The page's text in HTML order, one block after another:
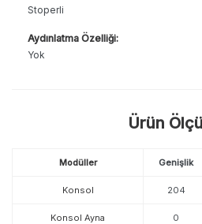
Stoperli
Aydınlatma Özelliği:
Yok
Ürün
Modüller Genişlik
Konsol 204
Konsol Ayna 0